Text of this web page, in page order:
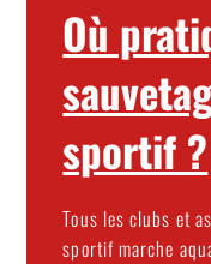
Où
sportif ?
Tous les clubs et
sportif marche